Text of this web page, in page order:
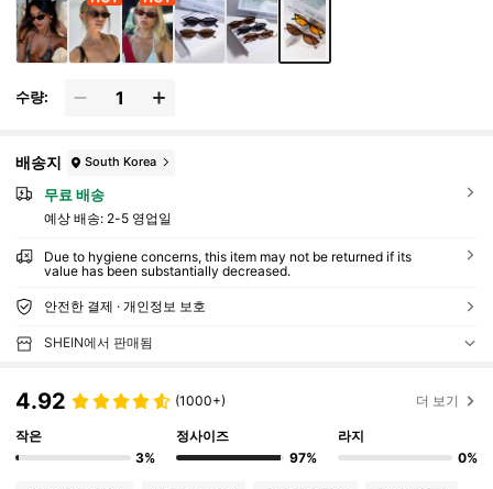
수량:
배송지 South Korea
무료 배송
예상 배송: 2-5 영업일
Due to hygiene concerns, this item may not be returned if its
value has been substantially decreased.
안전한 결제 · 개인정보 보호
SHEIN에서 판매됨
4.92 (1000+) 더 보기
작은
3%
정사이즈
97%
라지
0%